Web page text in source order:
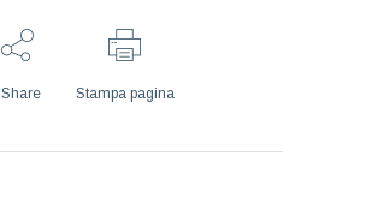
Share Stampa pagina